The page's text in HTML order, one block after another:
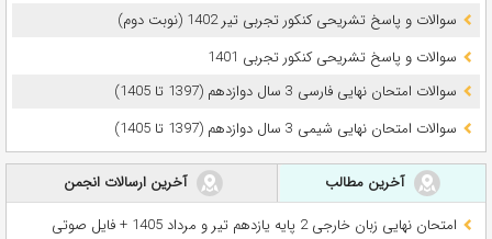
سوالات و پاسخ تشریحی کنکور تجربی تیر 1402 (نوبت دوم)
سوالات و پاسخ تشریحی کنکور تجربی 1401
سوالات امتحان نهایی فارسی 3 سال دوازدهم (1397 تا 1405)
سوالات امتحان نهایی شیمی 3 سال دوازدهم (1397 تا 1405)
آخرین مطالب
آخرین ارسالات انجمن
امتحان نهایی زبان خارجی 2 پایه یازدهم تیر و مرداد 1405 + فایل صوتی